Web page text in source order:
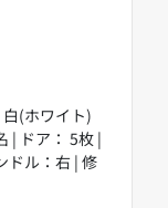
(ホワイト)
| ドア： 5枚 |
ドル：右 | 修